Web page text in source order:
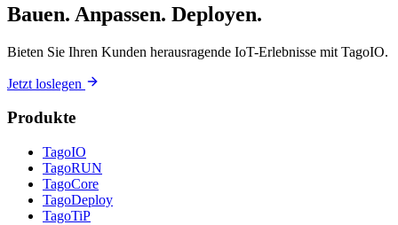
Bauen. Anpassen. Deployen.
Bieten Sie Ihren Kunden herausragende IoT-Erlebnisse mit TagoIO.
Jetzt loslegen
Produkte
TagoIO
TagoRUN
TagoCore
TagoDeploy
TagoTiP